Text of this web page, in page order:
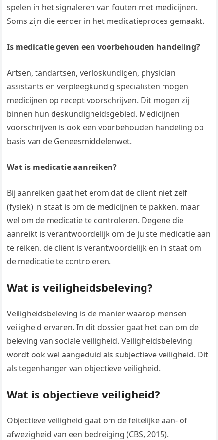
spelen in het signaleren van fouten met medicijnen.
Soms zijn die eerder in het medicatieproces gemaakt.
Is medicatie geven een voorbehouden handeling?
Artsen, tandartsen, verloskundigen, physician
assistants en verpleegkundig specialisten mogen
medicijnen op recept voorschrijven. Dit mogen zij
binnen hun deskundigheidsgebied. Medicijnen
voorschrijven is ook een voorbehouden handeling op
basis van de Geneesmiddelenwet.
Wat is medicatie aanreiken?
Bij aanreiken gaat het erom dat de client niet zelf
(fysiek) in staat is om de medicijnen te pakken, maar
wel om de medicatie te controleren. Degene die
aanreikt is verantwoordelijk om de juiste medicatie aan
te reiken, de cliënt is verantwoordelijk en in staat om
de medicatie te controleren.
Wat is veiligheidsbeleving?
Veiligheidsbeleving is de manier waarop mensen
veiligheid ervaren. In dit dossier gaat het dan om de
beleving van sociale veiligheid. Veiligheidsbeleving
wordt ook wel aangeduid als subjectieve veiligheid. Dit
als tegenhanger van objectieve veiligheid.
Wat is objectieve veiligheid?
Objectieve veiligheid gaat om de feitelijke aan- of
afwezigheid van een bedreiging (CBS, 2015).